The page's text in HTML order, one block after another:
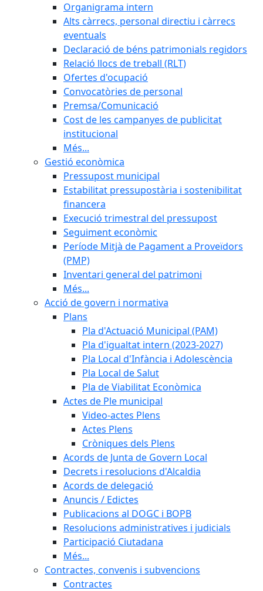
Organigrama intern
Alts càrrecs, personal directiu i càrrecs
eventuals
Declaració de béns patrimonials regidors
Relació llocs de treball (RLT)
Ofertes d'ocupació
Convocatòries de personal
Premsa/Comunicació
Cost de les campanyes de publicitat
institucional
Més...
Gestió econòmica
Pressupost municipal
Estabilitat pressupostària i sostenibilitat
financera
Execució trimestral del pressupost
Seguiment econòmic
Període Mitjà de Pagament a Proveïdors
(PMP)
Inventari general del patrimoni
Més...
Acció de govern i normativa
Plans
Pla d'Actuació Municipal (PAM)
Pla d'igualtat intern (2023-2027)
Pla Local d'Infància i Adolescència
Pla Local de Salut
Pla de Viabilitat Econòmica
Actes de Ple municipal
Video-actes Plens
Actes Plens
Cròniques dels Plens
Acords de Junta de Govern Local
Decrets i resolucions d'Alcaldia
Acords de delegació
Anuncis / Edictes
Publicacions al DOGC i BOPB
Resolucions administratives i judicials
Participació Ciutadana
Més...
Contractes, convenis i subvencions
Contractes